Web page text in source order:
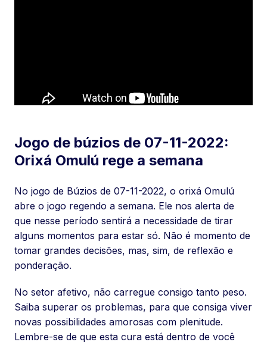
Jogo de búzios de 07-11-2022:
Orixá Omulú rege a semana
No jogo de Búzios de 07-11-2022, o orixá Omulú
abre o jogo regendo a semana. Ele nos alerta de
que nesse período sentirá a necessidade de tirar
alguns momentos para estar só. Não é momento de
tomar grandes decisões, mas, sim, de reflexão e
ponderação.
No setor afetivo, não carregue consigo tanto peso.
Saiba superar os problemas, para que consiga viver
novas possibilidades amorosas com plenitude.
Lembre-se de que esta cura está dentro de você